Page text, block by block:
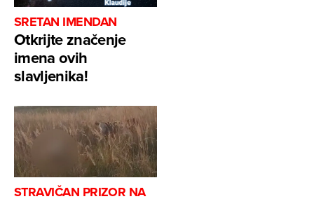
SRETAN IMENDAN
Otkrijte značenje
imena ovih
slavljenika!
STRAVIČAN PRIZOR NA